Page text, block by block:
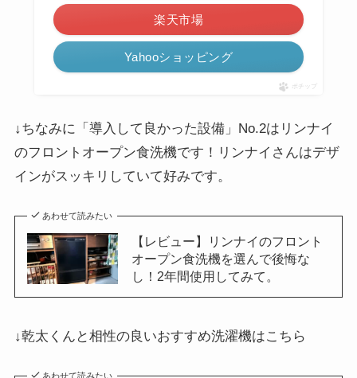
楽天市場
Yahooショッピング
ポチップ
↓ちなみに「導入して良かった設備」No.2はリンナイ
のフロントオープン食洗機です！リンナイさんはデザ
インがスッキリしていて好みです。
あわせて読みたい
【レビュー】リンナイのフロント
オープン食洗機を選んで後悔な
し！2年間使用してみて。
↓乾太くんと相性の良いおすすめ洗濯機はこちら
あわせて読みたい